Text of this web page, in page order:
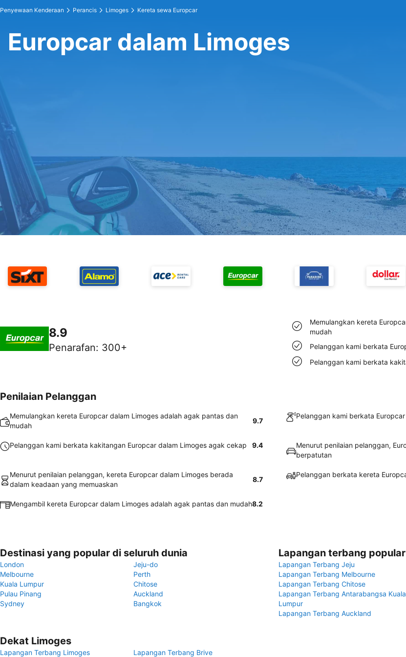
Penyewaan Kenderaan Perancis Limoges Kereta sewa Europcar
Europcar dalam Limoges
8.9
Penarafan: 300+
Memulangkan kereta
mudah
Pelanggan kami berkata
Pelanggan kami berkata
Penilaian Pelanggan
Memulangkan kereta Europcar dalam Limoges adalah agak pantas dan
mudah
9.7
Pelanggan kami berkata
Pelanggan kami berkata kakitangan Europcar dalam Limoges agak cekap 9.4
Menurut penilaian pelanggan,
berpatutan
Menurut penilaian pelanggan, kereta Europcar dalam Limoges berada
dalam keadaan yang memuaskan
8.7
Pelanggan berkata kereta
Mengambil kereta Europcar dalam Limoges adalah agak pantas dan mudah8.2
Destinasi yang popular di seluruh dunia
London
Jeju-do
Melbourne
Perth
Kuala Lumpur
Chitose
Pulau Pinang
Auckland
Sydney
Bangkok
Lapangan terbang
Lapangan Terbang Jeju
Lapangan Terbang Melbourne
Lapangan Terbang Chitose
Lapangan Terbang Antarabangsa Kuala
Lumpur
Lapangan Terbang Auckland
Dekat Limoges
Lapangan Terbang Limoges Lapangan Terbang Brive